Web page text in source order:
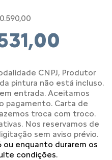
CNPJ, Produtor
pintura não está incluso.
entrada. Aceitamos
pagamento. Carta de
troca com troco.
Nos reservamos de
sem aviso prévio.
enquanto durarem os
condições.